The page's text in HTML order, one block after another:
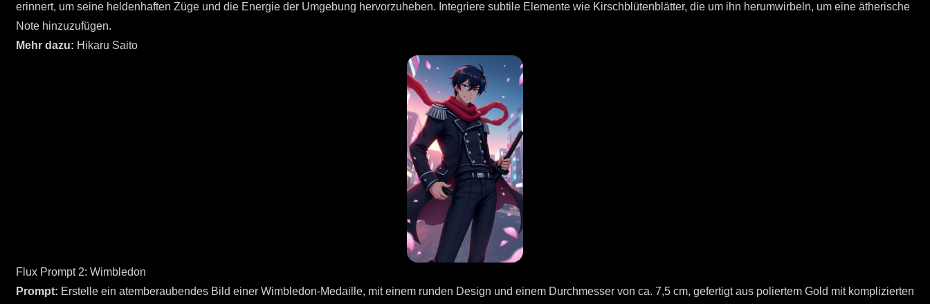
erinnert, um seine heldenhaften Züge und die Energie der Umgebung hervorzuheben. Integriere subtile Elemente wie Kirschblütenblätter, die um ihn herumwirbeln, um eine ätherische
Note hinzuzufügen.
Mehr dazu: Hikaru Saito
Flux Prompt 2: Wimbledon
Prompt: Erstelle ein atemberaubendes Bild einer Wimbledon-Medaille, mit einem runden Design und einem Durchmesser von ca. 7,5 cm, gefertigt aus poliertem Gold mit komplizierten